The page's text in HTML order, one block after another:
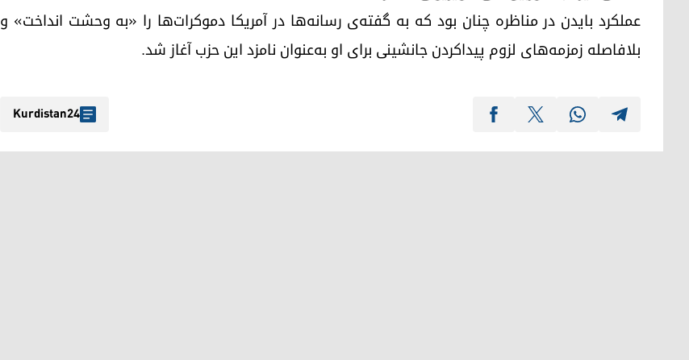
عملکرد بایدن در مناظره چنان بود که به گفته‌ی رسانه‌ها در آمریکا دموکرات‌ها را «به وحشت انداخت» و
بلافاصله زمزمه‌های لزوم پیداکردن جانشینی برای او به‌عنوان نامزد این حزب آغاز شد.
Kurdistan24